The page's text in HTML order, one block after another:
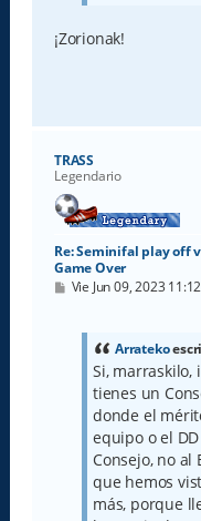
¡Zorionak!
TRASS
Legendario
Re: Seminifal play off
Game Over
M
Vie Jun 09, 2023
Arrateko
Si, marraskilo,
tienes un
donde el
equipo o el
Consejo, no al
que hemos
más, porque